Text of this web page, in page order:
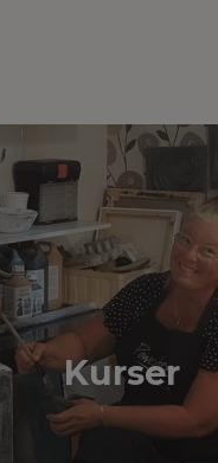
Kurser